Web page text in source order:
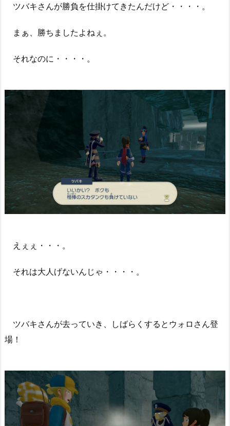
ツバキさんが勝負を仕掛けてきたんだけど・・・・。
まぁ、勝ちましたよねぇ。
それなのに・・・・。
えぇぇ・・・。
それは大人げないんじゃ・・・・。
ツバキさんが去っていき、しばらくするとウォロさん登
場！